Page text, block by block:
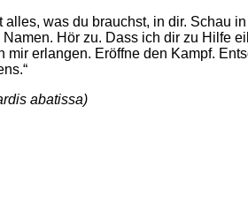
alles, was du brauchst, in dir. Schau
Namen. Hör zu. Dass ich dir zu Hilfe
mir erlangen. Eröffne den Kampf.
abatissa)